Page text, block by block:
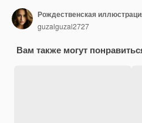
guzalguzal2727
Вам также могут